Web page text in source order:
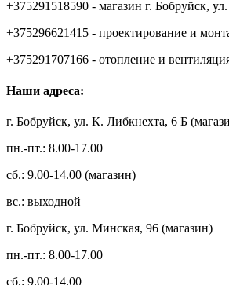
+375291518590 - магазин г. Бобруйск,
+375296621415 - проектирование и
+375291707166 - отопление и
Наши адреса:
г. Бобруйск, ул. К. Либкнехта, 6 Б
пн.-пт.: 8.00-17.00
сб.: 9.00-14.00 (магазин)
вс.: выходной
г. Бобруйск, ул. Минская, 96 (магазин)
пн.-пт.: 8.00-17.00
сб.: 9.00-14.00